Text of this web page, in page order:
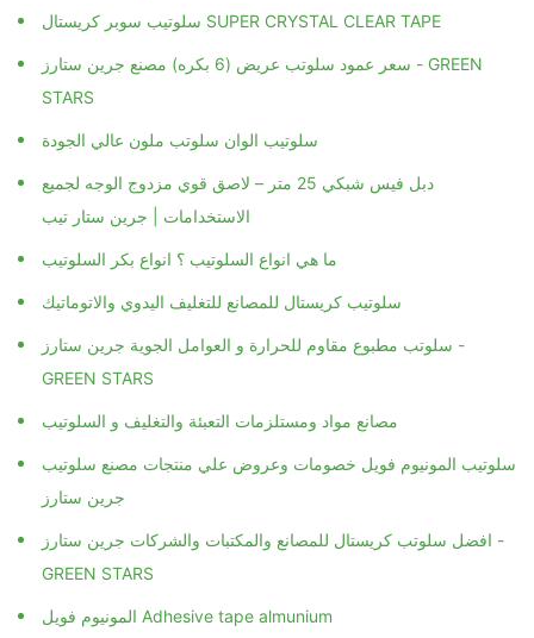
سلوتيب سوبر كريستال SUPER CRYSTAL CLEAR TAPE
سعر عمود سلوتب عريض (6 بكره) مصنع جرين ستارز - GREEN
STARS
سلوتيب الوان سلوتب ملون عالي الجودة
دبل فيس شبكي 25 متر – لاصق قوي مزدوج الوجه لجميع
الاستخدامات | جرين ستار تيب
ما هي انواع السلوتيب ؟ انواع بكر السلوتيب
سلوتيب كريستال للمصانع للتغليف اليدوي والاتوماتيك
سلوتب مطبوع مقاوم للحرارة و العوامل الجوية جرين ستارز -
GREEN STARS
مصانع مواد ومستلزمات التعبئة والتغليف و السلوتيب
سلوتيب المونيوم فويل خصومات وعروض علي منتجات مصنع سلوتيب
جرين ستارز
افضل سلوتب كريستال للمصانع والمكتبات والشركات جرين ستارز -
GREEN STARS
المونيوم فويل Adhesive tape almunium